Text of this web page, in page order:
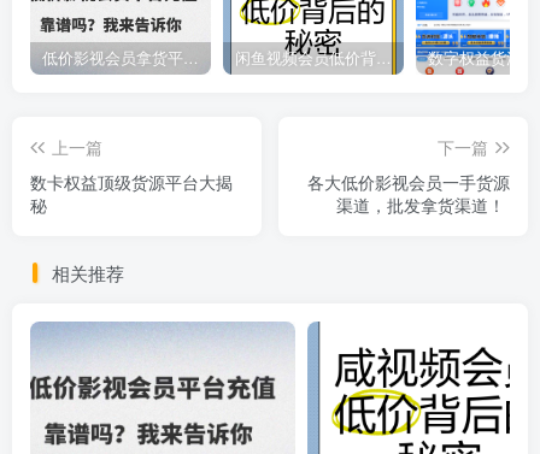
低价影视会员拿货平台，数字权益卡券优质服务商 闲鱼视频会员低价背后的秘密
上一篇
数卡权益顶级货源平台大揭
秘
下一篇
各大低价影视会员一手货源
渠道，批发拿货渠道！
相关推荐